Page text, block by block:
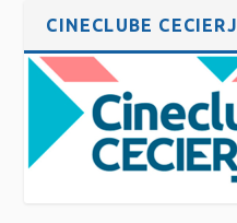
CINECLUBE CECIERJ